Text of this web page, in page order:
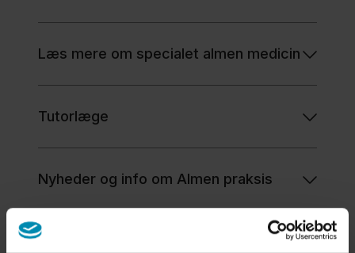
Læs mere om specialet almen medicin
Tutorlæge
Nyheder og info om Almen praksis
Information til uddannelseslægen